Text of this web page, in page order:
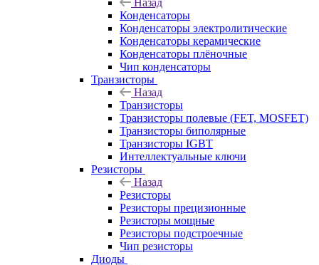
Назад
Конденсаторы
Конденсаторы электролитические
Конденсаторы керамические
Конденсаторы плёночные
Чип конденсаторы
Транзисторы
Назад
Транзисторы
Транзисторы полевые (FET, MOSFET)
Транзисторы биполярные
Транзисторы IGBT
Интеллектуальные ключи
Резисторы
Назад
Резисторы
Резисторы прецизионные
Резисторы мощные
Резисторы подстроечные
Чип резисторы
Диоды